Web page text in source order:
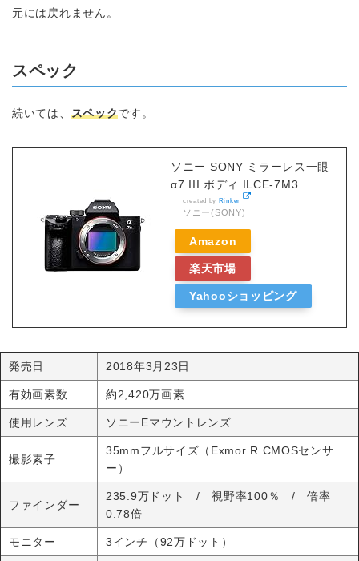
元には戻れません。
スペック
続いては、 スペックです。
ソニー SONY ミラーレス一眼
α7 III ボディ ILCE-7M3
created by Rinker
ソニー(SONY)
Amazon
楽天市場
Yahooショッピング
発売日 2018年3月23日
有効画素数 約2,420万画素
使用レンズ ソニーEマウントレンズ
撮影素子
35mmフルサイズ（Exmor R CMOSセンサ
ー）
ファインダー
235.9万ドット / 視野率100％ / 倍率
0.78倍
モニター 3インチ（92万ドット）